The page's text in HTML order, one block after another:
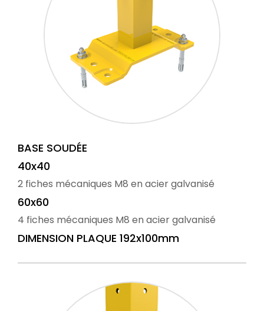
BASE SOUDÉE
40x40
2 fiches mécaniques M8 en acier galvanisé
60x60
4 fiches mécaniques M8 en acier galvanisé
DIMENSION PLAQUE 192x100mm